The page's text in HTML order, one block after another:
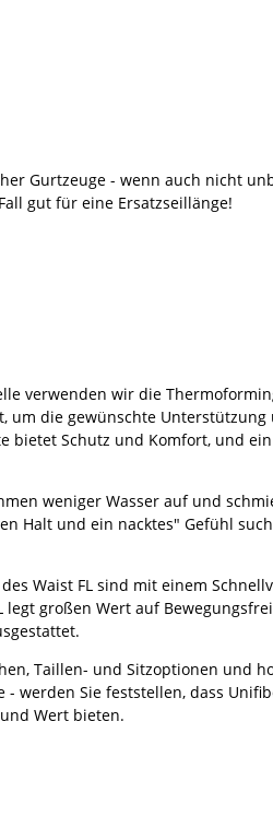
Gurtzeuge - wenn auch nicht
gut für eine Ersatzseillänge!
verwenden wir die
um die gewünschte Unterstützung
bietet Schutz und Komfort, und
weniger Wasser auf und
Halt und ein nacktes" Gefühl
Waist FL sind mit einem
legt großen Wert auf
Taillen- und Sitzoptionen und
- werden Sie feststellen, dass
Wert bieten.